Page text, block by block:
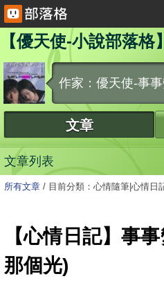
【優天使-小說部落格】
作家：優天使-事
文章
文章列表
所有文章 / 目前分類：心情隨筆|心情日
【心情日記】事
那個光)